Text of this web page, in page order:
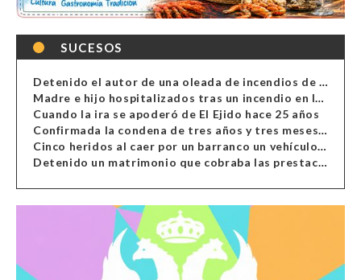
SUCESOS
Detenido el autor de una oleada de incendios de contenedores en Almería
Madre e hijo hospitalizados tras un incendio en la cocina de una vivienda en Almería
Cuando la ira se apoderó de El Ejido hace 25 años
Confirmada la condena de tres años y tres meses al hombre de Antas acusado de xenofobia
Cinco heridos al caer por un barranco un vehículo en Alcolea
Detenido un matrimonio que cobraba las prestaciones de ilegales en Almería, Granada, Málaga, Huelva y Murcia